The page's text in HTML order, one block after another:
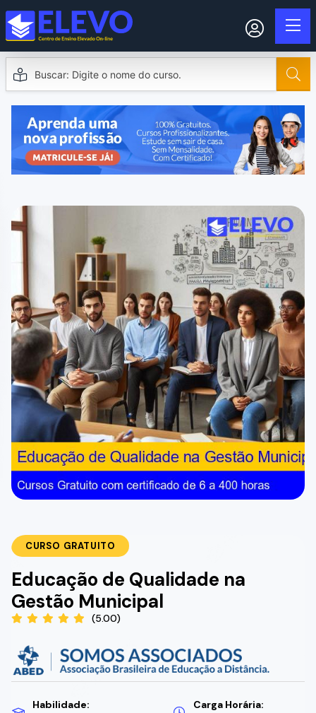
CURSO GRATUITO
Educação de Qualidade na
Gestão Municipal
(5.00)
Habilidade: Carga Horária: